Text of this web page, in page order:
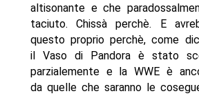
altisonante e che
taciuto. Chissà perchè. E
questo proprio perchè, come
il Vaso di Pandora è stato
parzialemente e la WWE è
da quelle che saranno le